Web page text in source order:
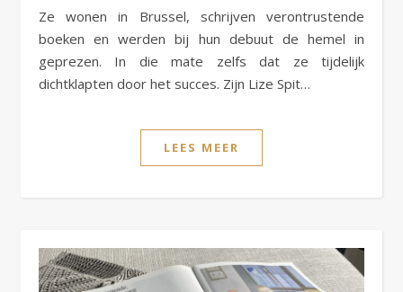
Ze wonen in Brussel, schrijven verontrustende
boeken en werden bij hun debuut de hemel in
geprezen. In die mate zelfs dat ze tijdelijk
dichtklapten door het succes. Zijn Lize Spit…
LEES MEER